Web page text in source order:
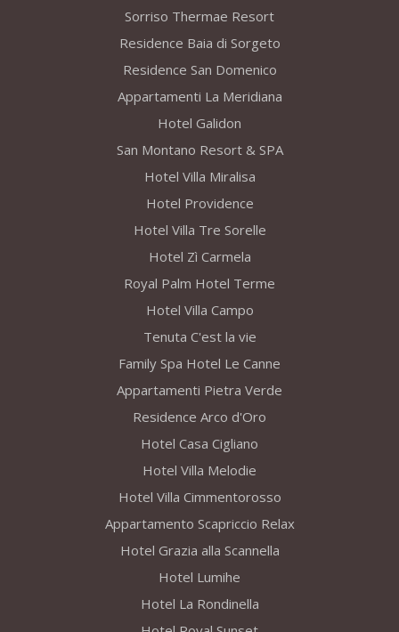
Sorriso Thermae Resort
Residence Baia di Sorgeto
Residence San Domenico
Appartamenti La Meridiana
Hotel Galidon
San Montano Resort & SPA
Hotel Villa Miralisa
Hotel Providence
Hotel Villa Tre Sorelle
Hotel Zì Carmela
Royal Palm Hotel Terme
Hotel Villa Campo
Tenuta C'est la vie
Family Spa Hotel Le Canne
Appartamenti Pietra Verde
Residence Arco d'Oro
Hotel Casa Cigliano
Hotel Villa Melodie
Hotel Villa Cimmentorosso
Appartamento Scapriccio Relax
Hotel Grazia alla Scannella
Hotel Lumihe
Hotel La Rondinella